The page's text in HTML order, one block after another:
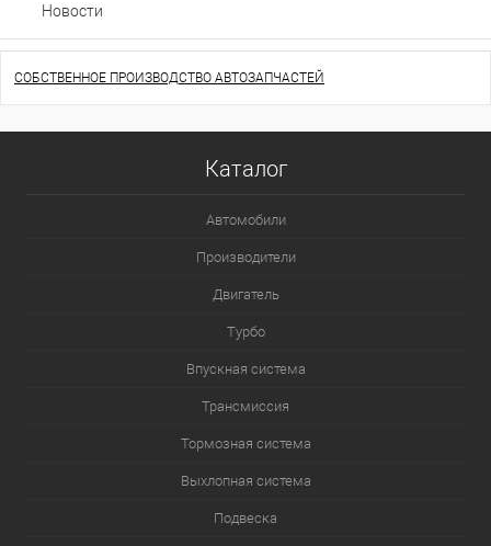
Новости
СОБСТВЕННОЕ ПРОИЗВОДСТВО АВТОЗАПЧАСТЕЙ
Каталог
Автомобили
Производители
Двигатель
Турбо
Впускная система
Трансмиссия
Тормозная система
Выхлопная система
Подвеска